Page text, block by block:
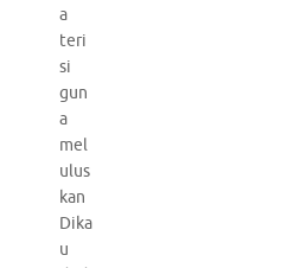
a
teri
si
gun
a
mel
ulus
kan
Dika
u